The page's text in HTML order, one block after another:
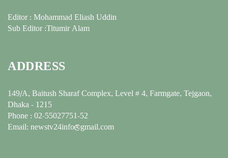
Editor : Mohammad Eliash Uddin
Sub Editor :Titumir Alam
ADDRESS
149/A, Baitush Sharaf Complex, Level # 4, Farmgate, Tejgaon,
Dhaka - 1215
Phone : 02-55027751-52
Email: newstv24info@gmail.com